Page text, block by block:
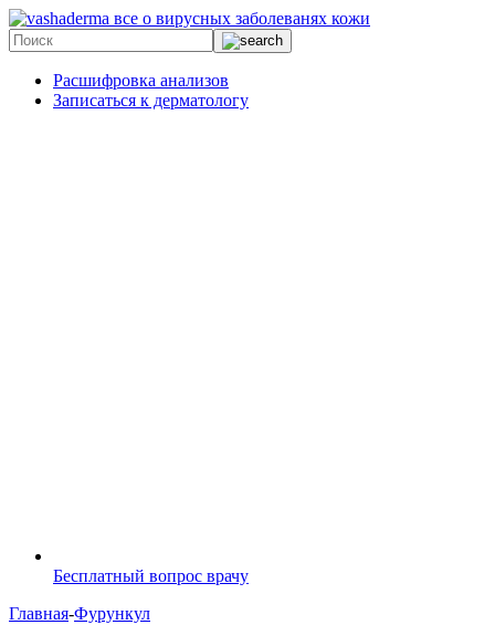
все о вирусных заболеванях кожи
Расшифровка анализов
Записаться к дерматологу
Бесплатный вопрос врачу
Главная-Фурункул